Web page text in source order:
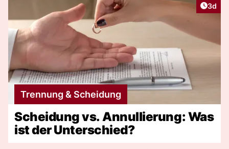
3d
Trennung & Scheidung
Scheidung vs. Annullierung: Was
ist der Unterschied?